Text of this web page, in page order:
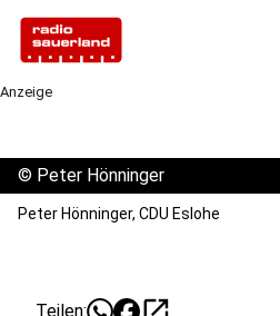
Anzeige
© Peter Hönninger
Peter Hönninger, CDU Eslohe
Teilen: